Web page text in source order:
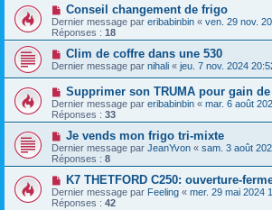
Conseil changement de frigo
Dernier message par eribabinbin « ven. 29 nov.
Réponses : 18
Clim de coffre dans une 530
Dernier message par nihali « jeu. 7 nov. 2024
Supprimer son TRUMA pour gain
Dernier message par eribabinbin « mar. 6 août
Réponses : 33
Je vends mon frigo tri-mixte
Dernier message par JeanYvon « sam. 3 août
Réponses : 8
K7 THETFORD C250: ouverture-
Dernier message par Feeling « mer. 29 mai 2024
Réponses : 42